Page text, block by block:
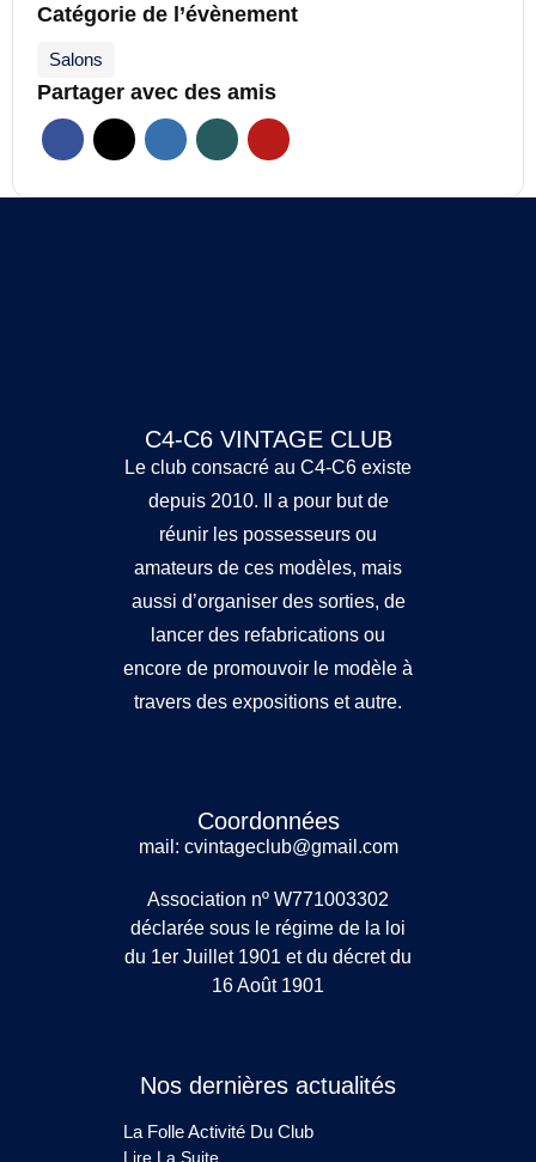
Catégorie de l’évènement
Salons
Partager avec des amis
C4-C6 VINTAGE CLUB
Le club consacré au C4-C6 existe
depuis 2010. Il a pour but de
réunir les possesseurs ou
amateurs de ces modèles, mais
aussi d’organiser des sorties, de
lancer des refabrications ou
encore de promouvoir le modèle à
travers des expositions et autre.
Coordonnées
mail: cvintageclub@gmail.com
Association nº W771003302
déclarée sous le régime de la loi
du 1er Juillet 1901 et du décret du
16 Août 1901
Nos dernières actualités
La Folle Activité Du Club
Lire La Suite